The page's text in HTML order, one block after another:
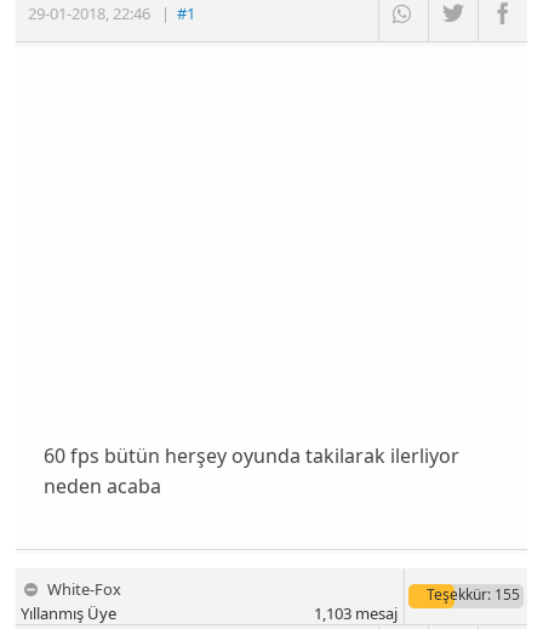
29-01-2018,22:46 |#1
60 fps bütün herşey oyunda takilarak ilerliyor
neden acaba
White-Fox
Yıllanmış Üye
Teşekkür: 155
1,103mesaj